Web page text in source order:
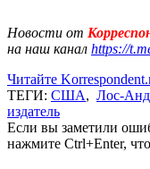
Новости от
на наш канал https://
Читайте
ТЕГИ: США, Лос-
издатель
Если вы заметили
нажмите Ctrl+Enter,